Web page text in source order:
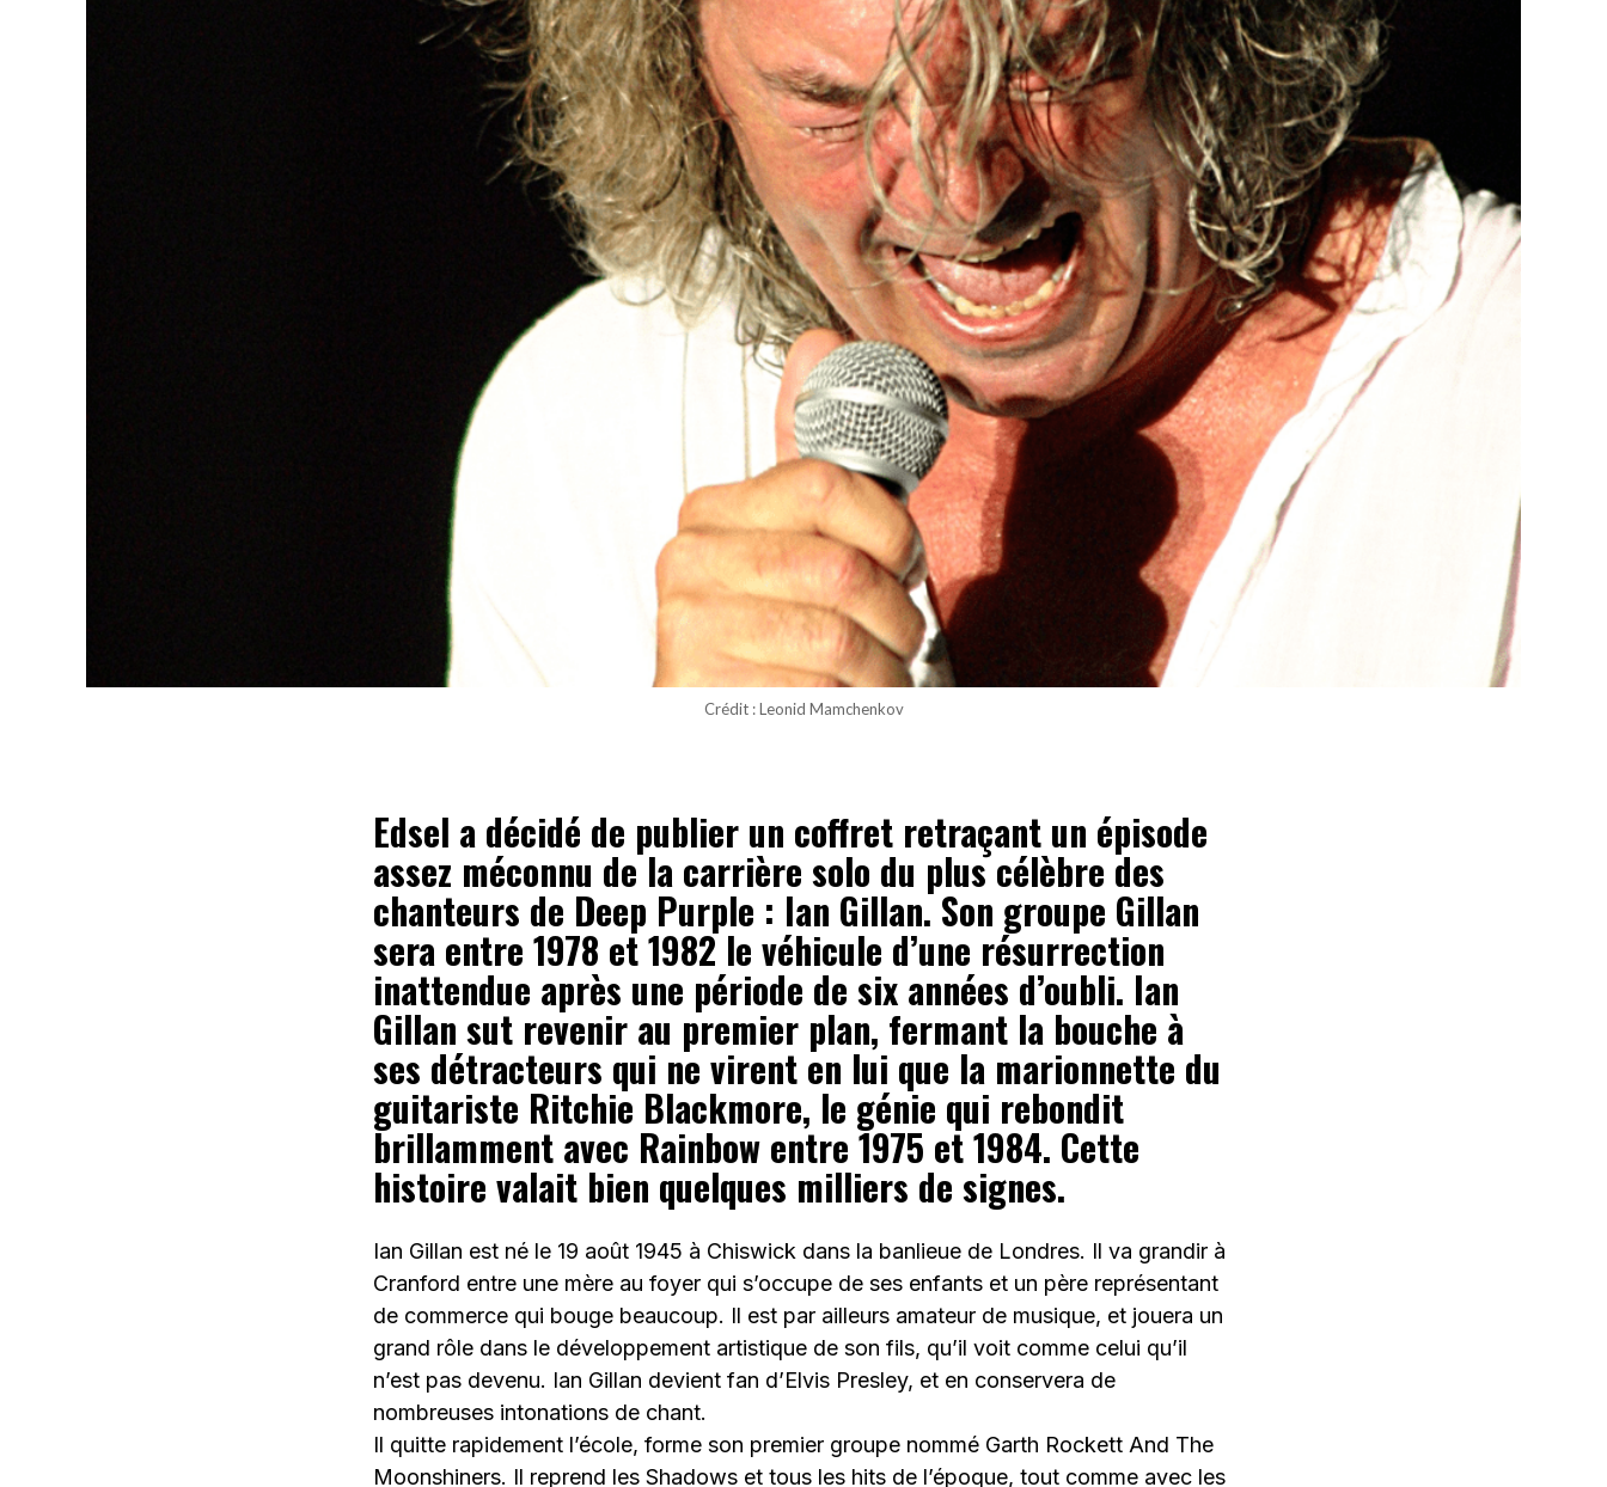
Crédit : Leonid Mamchenkov
Edsel a décidé de publier un coffret retraçant un épisode
assez méconnu de la carrière solo du plus célèbre des
chanteurs de Deep Purple : Ian Gillan. Son groupe Gillan
sera entre 1978 et 1982 le véhicule d’une résurrection
inattendue après une période de six années d’oubli. Ian
Gillan sut revenir au premier plan, fermant la bouche à
ses détracteurs qui ne virent en lui que la marionnette du
guitariste Ritchie Blackmore, le génie qui rebondit
brillamment avec Rainbow entre 1975 et 1984. Cette
histoire valait bien quelques milliers de signes.
Ian Gillan est né le 19 août 1945 à Chiswick dans la banlieue de Londres. Il va grandir à
Cranford entre une mère au foyer qui s’occupe de ses enfants et un père représentant
de commerce qui bouge beaucoup. Il est par ailleurs amateur de musique, et jouera un
grand rôle dans le développement artistique de son fils, qu’il voit comme celui qu’il
n’est pas devenu. Ian Gillan devient fan d’Elvis Presley, et en conservera de
nombreuses intonations de chant.
Il quitte rapidement l’école, forme son premier groupe nommé Garth Rockett And The
Moonshiners. Il reprend les Shadows et tous les hits de l’époque, tout comme avec les